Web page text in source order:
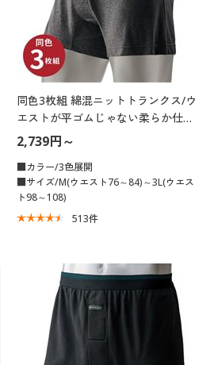
同色3枚組 綿混ニットトランクス/ウ
エストが平ゴムじゃない柔らか仕様
(前開き)
2,739円～
■カラー/3色展開
■サイズ/M(ウエスト76～84)～3L(ウエス
ト98～108)
513件